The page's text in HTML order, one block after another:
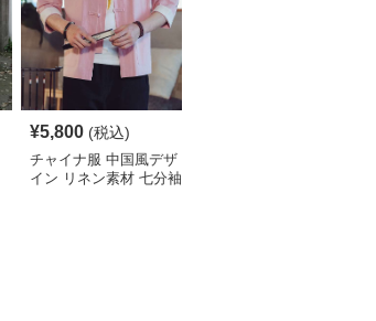
¥5,800 (税込)
チャイナ服 中国風デザ
イン リネン素材 七分袖